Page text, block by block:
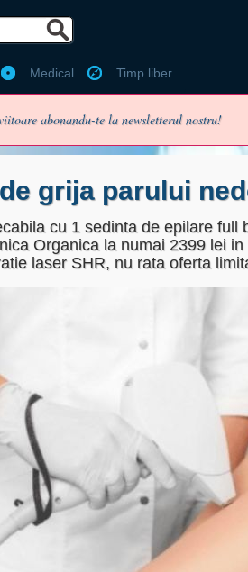
Medical Timp liber
abonandu-te la newsletterul nostru!
grija parului
cu 1 sedinta de epilare full
Organica la numai 2399 lei
laser SHR, nu rata oferta
Ai cont Bestdealz?
Email:
Parola:
Ti-ai pierdut parola?
Pentru utilizarea
Folosit pentru login,
Selecteaza cel mai
oferta zilei (recomdandat, te poti
sipolitica de protectie a datelor cu